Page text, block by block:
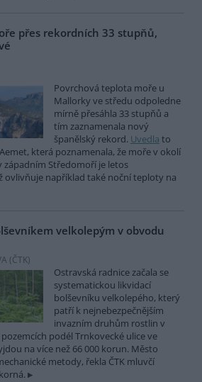
přes rekordních 33 stupňů,
Povrchová teplota moře u
Mallorky ve středu odpoledne
mírně přesáhla 33 stupňů a
tím zaznamenala nový
španělský rekord. Uvedla to
která poznamenala, že moře v okolí
západním Středomoří je letos
ovlivňuje například také noční teploty na
velkolepým v obvodu
(ČTK)
Ostravská radnice začala se
systematickou likvidací
bolševníku velkolepého, který
patří k nejnebezpečnějším
invazním druhům rostlin v
pozemcích podél Trnkovecké ulice ve
na více než 66 000 korun. Město
metody, řekla ČTK mluvčí